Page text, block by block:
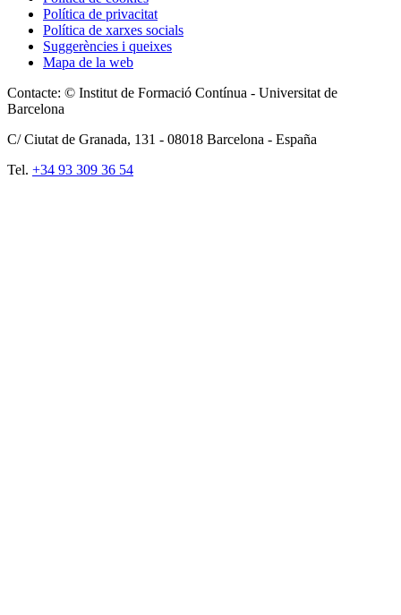
Política de privacitat
Política de xarxes socials
Suggerències i queixes
Mapa de la web
Contacte: © Institut de Formació Contínua - Universitat de
Barcelona
C/ Ciutat de Granada, 131 - 08018 Barcelona - España
Tel. +34 93 309 36 54